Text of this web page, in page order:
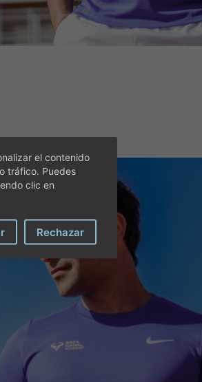
el contenido
tráfico. Puedes
clic en
Rechazar